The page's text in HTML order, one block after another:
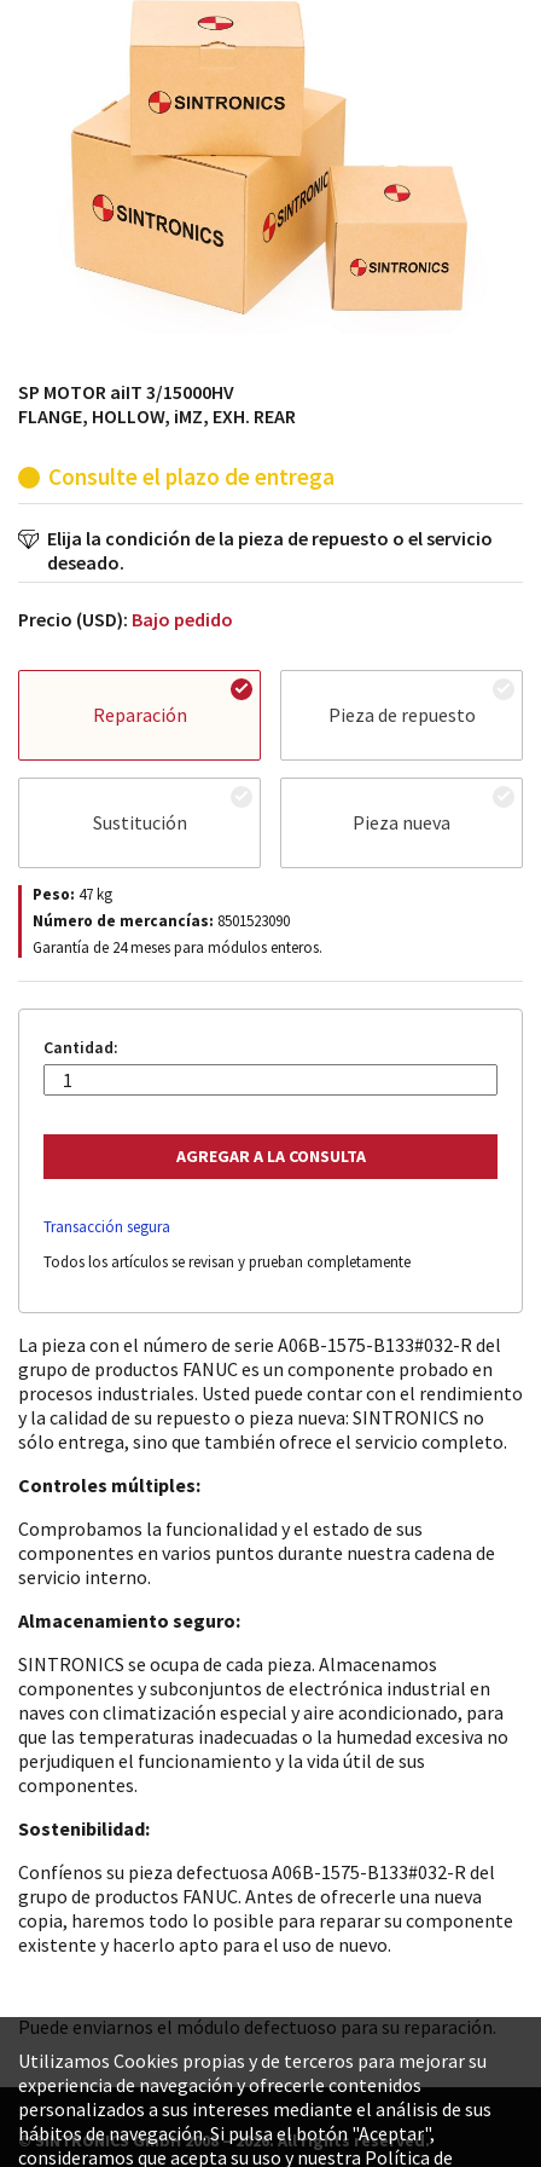
módulos antiguos a un alto nivel técnico o sustitución
de módulos descontinuados por módulos del propio
SP MOTOR aiIT 3/15000HV
FLANGE, HOLLOW, iMZ, EXH. REAR
Consulte el plazo de entrega
Elija la condición de la pieza de repuesto o el servicio
deseado.
Precio (USD): Bajo pedido
Reparación Pieza de repuesto
Sustitución Pieza nueva
Peso: 47kg
Número de mercancías: 8501523090
Garantía de 24 meses para módulos enteros.
Cantidad:
Transacción segura
Todos los artículos se revisan y prueban completamente
La pieza con el número de serie A06B-1575-B133#032-R del
grupo de productos FANUC es un componente probado en
procesos industriales. Usted puede contar con el rendimiento
y la calidad de su repuesto o pieza nueva: SINTRONICS no
sólo entrega, sino que también ofrece el servicio completo.
Controles múltiples:
Comprobamos la funcionalidad y el estado de sus
componentes en varios puntos durante nuestra cadena de
servicio interno.
Almacenamiento seguro:
SINTRONICS se ocupa de cada pieza. Almacenamos
componentes y subconjuntos de electrónica industrial en
naves con climatización especial y aire acondicionado, para
que las temperaturas inadecuadas o la humedad excesiva no
perjudiquen el funcionamiento y la vida útil de sus
componentes.
Sostenibilidad:
Confíenos su pieza defectuosa A06B-1575-B133#032-R del
grupo de productos FANUC. Antes de ofrecerle una nueva
copia, haremos todo lo posible para reparar su componente
existente y hacerlo apto para el uso de nuevo.
Puede enviarnos el módulo defectuoso para su reparación.
© SINTRONICS GmbH 2008 – 2026. All rights reserved.
Utilizamos Cookies propias y de terceros para mejorar su
experiencia de navegación y ofrecerle contenidos
personalizados a sus intereses mediante el análisis de sus
hábitos de navegación. Si pulsa el botón "Aceptar",
consideramos que acepta su uso y nuestra Política de